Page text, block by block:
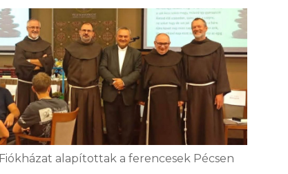
Fiókházat alapítottak a ferencesek Pécsen